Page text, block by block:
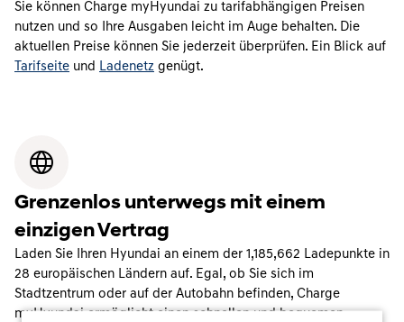
Sie können Charge myHyundai zu tarifabhängigen Preisen
nutzen und so Ihre Ausgaben leicht im Auge behalten. Die
aktuellen Preise können Sie jederzeit überprüfen. Ein Blick auf
Tarifseite und Ladenetz genügt.
Grenzenlos unterwegs mit einem
einzigen Vertrag
Laden Sie Ihren Hyundai an einem der 1,185,662 Ladepunkte in
28 europäischen Ländern auf. Egal, ob Sie sich im
Stadtzentrum oder auf der Autobahn befinden, Charge
myHyundai ermöglicht einen schnellen und bequemen